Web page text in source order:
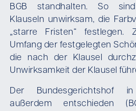
BGB standhalten. So sind
Klauseln unwirksam, die
„starre Fristen“ festlegen.
Umfang der festgelegten
die nach der Klausel
Unwirksamkeit der Klausel
Der Bundesgerichtshof
außerdem entschieden